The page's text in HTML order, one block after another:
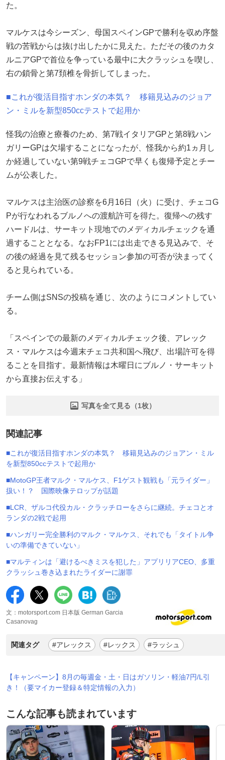
た。
マルケスは今シーズン、母国スペインGPで勝利を収め序盤
戦の苦戦からは抜け出したかに見えた。ただその後のカタ
ルニアGPで首位を争っている最中に大クラッシュを喫し、
右の鎖骨と第7頚椎を骨折してしまった。
■これが復活目指すホンダの本気？ 移籍見込みのジョア
ン・ミルを新型850ccテストで起用か
怪我の治療と療養のため、第7戦イタリアGPと第8戦ハン
ガリーGPは欠場することになったが、怪我から約1ヵ月し
か経過していない第9戦チェコGPで早くも復帰予定とチー
ムが公表した。
マルケスは主治医の診察を6月16日（火）に受け、チェコG
Pが行なわれるブルノへの渡航許可を得た。復帰への残す
ハードルは、サーキット現地でのメディカルチェックを通
過することとなる。なおFP1には出走できる見込みで、そ
の後の経過を見て残るセッション参加の可否が決まってく
ると見られている。
チーム側はSNSの投稿を通じ、次のようにコメントしてい
る。
「スペインでの最新のメディカルチェック後、アレック
ス・マルケスは今週末チェコ共和国へ飛び、出場許可を得
ることを目指す。最新情報は木曜日にブルノ・サーキット
から直接お伝えする」
写真を全て見る（1枚）
関連記事
■これが復活目指すホンダの本気？ 移籍見込みのジョアン・ミル
を新型850ccテストで起用か
■MotoGP王者マルク・マルケス、F1ゲスト観戦も「元ライダー」
扱い！？ 国際映像テロップが話題
■LCR、ザルコ代役カル・クラッチローをさらに継続。チェコとオ
ランダの2戦で起用
■ハンガリー完全勝利のマルク・マルケス、それでも「タイトル争
いの準備できていない」
■マルティンは「避けるべきミスを犯した」アプリリアCEO、多重
クラッシュ巻き込まれたライダーに謝罪
文：motorsport.com 日本版 German Garcia
Casanovag
関連タグ #アレックス #レックス #ラッシュ
【キャンペーン】8月の毎週金・土・日はガソリン・軽油7円/L引
き！（要マイカー登録＆特定情報の入力）
こんな記事も読まれています